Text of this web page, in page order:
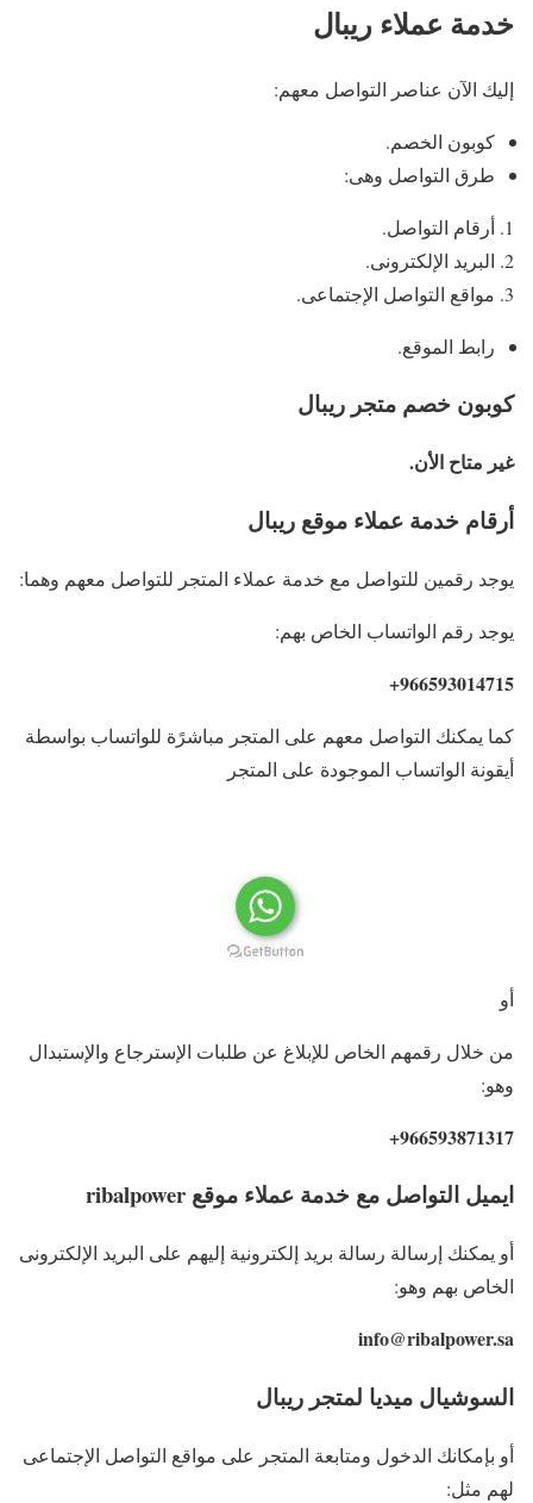
خدمة عملاء ريبال
إليك الآن عناصر التواصل معهم:
كوبون الخصم.
طرق التواصل وهى:
أرقام التواصل.
البريد الإلكترونى.
مواقع التواصل الإجتماعى.
رابط الموقع.
كوبون خصم متجر ريبال
غير متاح الأن.
أرقام خدمة عملاء موقع ريبال
يوجد رقمين للتواصل مع خدمة عملاء المتجر للتواصل معهم وهما:
يوجد رقم الواتساب الخاص بهم:
966593014715+
كما يمكنك التواصل معهم على المتجر مباشرًة للواتساب بواسطة
أيقونة الواتساب الموجودة على المتجر
أو
من خلال رقمهم الخاص للإبلاغ عن طلبات الإسترجاع والإستبدال
وهو:
966593871317+
ايميل التواصل مع خدمة عملاء موقع ribalpower
أو يمكنك إرسالة رسالة بريد إلكترونية إليهم على البريد الإلكترونى
الخاص بهم وهو:
info@ribalpower.sa
السوشيال ميديا لمتجر ريبال
أو بإمكانك الدخول ومتابعة المتجر على مواقع التواصل الإجتماعى
لهم مثل: